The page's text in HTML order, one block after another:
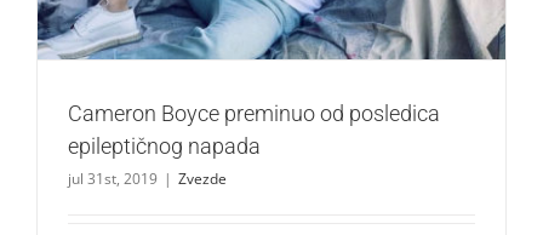
Cameron Boyce preminuo od posledica
epileptičnog napada
jul 31st, 2019 | Zvezde